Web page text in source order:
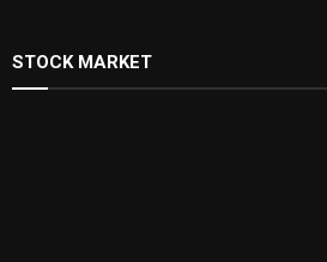
STOCK MARKET